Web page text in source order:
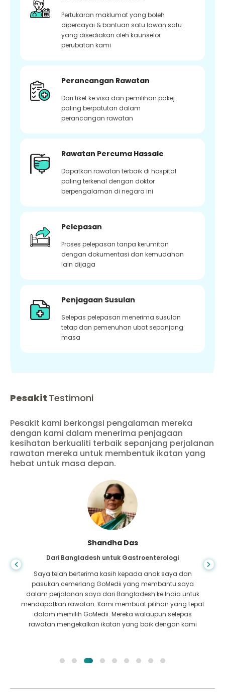
Pertukaran maklumat yang boleh
dipercayai & bantuan satu lawan satu
yang disediakan oleh kaunselor
perubatan kami
Perancangan Rawatan
Dari tiket ke visa dan pemilihan pakej
paling berpatutan dalam
perancangan rawatan
Rawatan Percuma Hassale
Dapatkan rawatan terbaik di hospital
paling terkenal dengan doktor
berpengalaman di negara ini
Pelepasan
Proses pelepasan tanpa kerumitan
dengan dokumentasi dan kemudahan
lain dijaga
Penjagaan Susulan
Selepas pelepasan menerima susulan
tetap dan pemenuhan ubat sepanjang
masa
Pesakit Testimoni
Pesakit kami berkongsi pengalaman mereka
dengan kami dalam menerima penjagaan
kesihatan berkualiti terbaik sepanjang perjalanan
rawatan mereka untuk membentuk ikatan yang
hebat untuk masa depan.
Shandha Das
Dari Bangladesh untuk Gastroenterologi
Saya telah berterima kasih kepada anak saya dan
pasukan cemerlang GoMedii yang membantu saya
dalam perjalanan saya dari Bangladesh ke India untuk
mendapatkan rawatan. Kami membuat pilihan yang tepat
dalam memilih GoMedii. Mereka walaupun selepas
rawatan mengekalkan ikatan yang baik dengan kami